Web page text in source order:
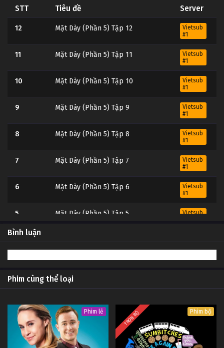
STT Tiêu đề Server
12 Mặt Dày (Phần 5) Tập 12
Vietsub
#1
11 Mặt Dày (Phần 5) Tập 11
Vietsub
#1
10 Mặt Dày (Phần 5) Tập 10
Vietsub
#1
9 Mặt Dày (Phần 5) Tập 9
Vietsub
#1
8 Mặt Dày (Phần 5) Tập 8
Vietsub
#1
7 Mặt Dày (Phần 5) Tập 7
Vietsub
#1
6 Mặt Dày (Phần 5) Tập 6
Vietsub
#1
5 Mặt Dày (Phần 5) Tập 5
Vietsub
4 Mặt Dày (Phần 5) Tập 4
1 Mặt Dày (Phần 5) Tập 1
#1
Bình luận
Phim cùng thể loại
Phim lẻ TRỌN BỘ Phim bộ